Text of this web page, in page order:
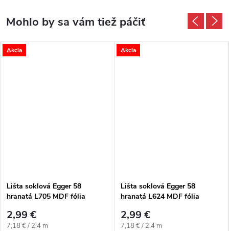
Akcia
Lišta soklová Egger 58
hranatá L705 MDF fólia
2,99 €
Jednotková cena:
7,18 € / 2.4 m
Akcia
Lišta soklová Egger 58
hranatá L624 MDF fólia
2,99 €
Jednotková cena:
7,18 € / 2.4 m